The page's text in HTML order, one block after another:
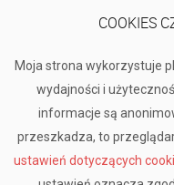
COOKIES
Moja strona wykorzystuje
wydajności i
informacje są
przeszkadza, to
ustawień dotyczących